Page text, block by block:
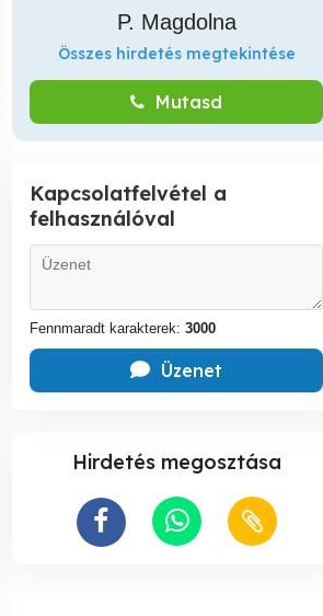
P. Magdolna
Összes hirdetés megtekintése
Mutasd
Kapcsolatfelvétel a
felhasználóval
Fennmaradt karakterek: 3000
Üzenet
Hirdetés megosztása